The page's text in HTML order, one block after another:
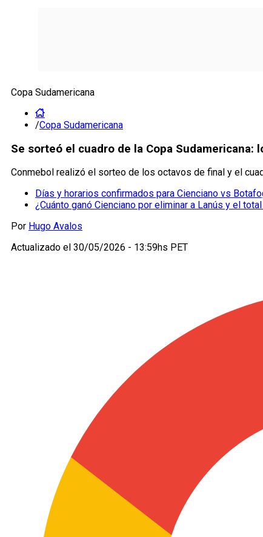
Copa Sudamericana
/Copa Sudamericana
Se sorteó el cuadro de la Copa
Conmebol realizó el sorteo de los octavos de final y el
Días y horarios confirmados para Cienciano vs
¿Cuánto ganó Cienciano por eliminar a Lanús y el
Por Hugo Avalos
Actualizado el 30/05/2026 - 13:59hs PET